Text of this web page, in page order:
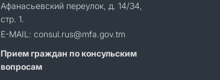
Афанасьевский переулок, д. 14/34,
стр. 1.
E-MAIL: consul.rus@mfa.gov.tm
Прием граждан по консульским
вопросам